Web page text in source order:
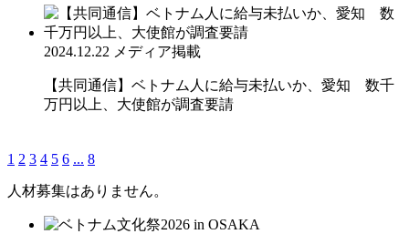
2024.12.22 メディア掲載
【共同通信】ベトナム人に給与未払いか、愛知 数千
万円以上、大使館が調査要請
1 2 3 4 5 6 ... 8
人材募集はありません。